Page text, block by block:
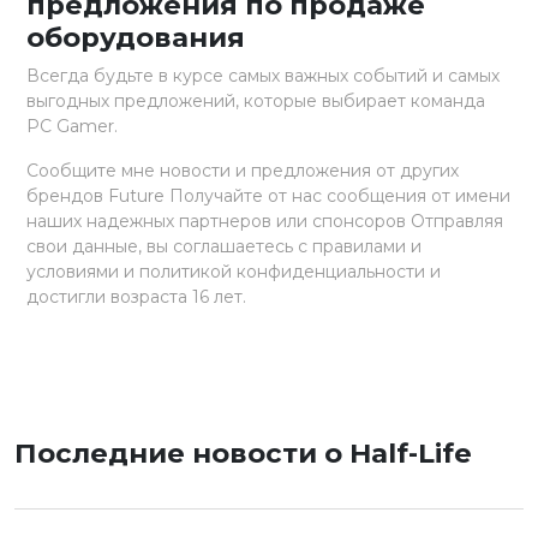
оборудования
Всегда будьте в курсе самых важных событий и самых
выгодных предложений, которые выбирает команда
PC Gamer.
Сообщите мне новости и предложения от других
брендов Future Получайте от нас сообщения от имени
наших надежных партнеров или спонсоров Отправляя
свои данные, вы соглашаетесь с правилами и
условиями и политикой конфиденциальности и
достигли возраста 16 лет.
Последние новости о Half-Life